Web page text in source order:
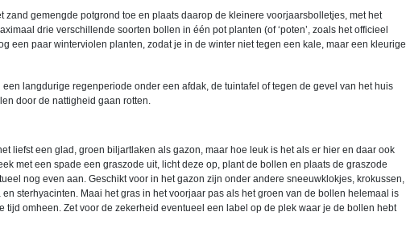
zand gemengde potgrond toe en plaats daarop de kleinere voorjaarsbolletjes, met het
drie verschillende soorten bollen in één pot planten (of ‘poten’, zoals het officieel
een paar winterviolen planten, zodat je in de winter niet tegen een kale, maar een kleurige
langdurige regenperiode onder een afdak, de tuintafel of tegen de gevel van het huis
door de nattigheid gaan rotten.
liefst een glad, groen biljartlaken als gazon, maar hoe leuk is het als er hier en daar ook
met een spade een graszode uit, licht deze op, plant de bollen en plaats de graszode
nog even aan. Geschikt voor in het gazon zijn onder andere sneeuwklokjes, krokussen,
sterhyacinten. Maai het gras in het voorjaar pas als het groen van de bollen helemaal is
tijd omheen. Zet voor de zekerheid eventueel een label op de plek waar je de bollen hebt